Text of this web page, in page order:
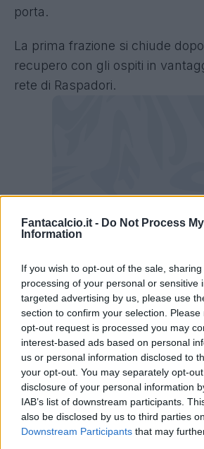
Fantacalcio.it - Do Not Process
Information
If you wish to opt-out of the sale,
processing of your personal or sensitive
targeted advertising by us, please use
section to confirm your selection.
opt-out request is processed you may
interest-based ads based on personal
us or personal information disclosed to
your opt-out. You may separately opt-
disclosure of your personal information
IAB’s list of downstream participants.
also be disclosed by us to third parties
Downstream Participants that may
porta.
La prima frazione si chiude
recupero con gli ospiti in
rete di Raspadori.
Genoa-Sassuolo 1-2,
tempo
La ripresa si apre con una
il Sassuolo con un contropiede
Traore serve Raspadori,
area ma si fa ipnotizzare da
ribaltamento di fronte il Genoa